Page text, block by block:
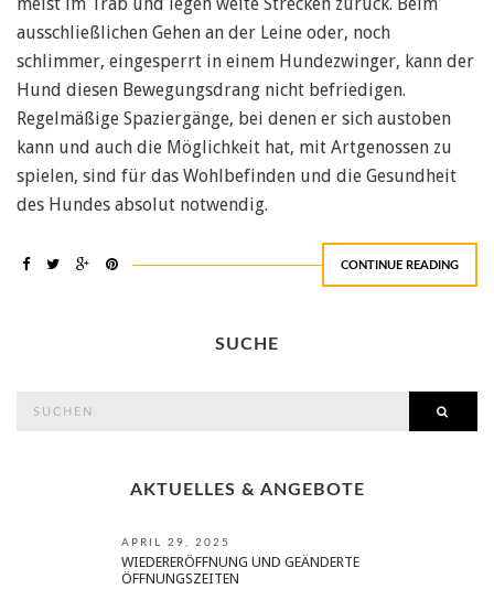
meist im Trab und legen weite Strecken zurück. Beim
ausschließlichen Gehen an der Leine oder, noch
schlimmer, eingesperrt in einem Hundezwinger, kann der
Hund diesen Bewegungsdrang nicht befriedigen.
Regelmäßige Spaziergänge, bei denen er sich austoben
kann und auch die Möglichkeit hat, mit Artgenossen zu
spielen, sind für das Wohlbefinden und die Gesundheit
des Hundes absolut notwendig.
CONTINUE READING
SUCHE
AKTUELLES & ANGEBOTE
APRIL 29, 2025
WIEDERERÖFFNUNG UND GEÄNDERTE
ÖFFNUNGSZEITEN